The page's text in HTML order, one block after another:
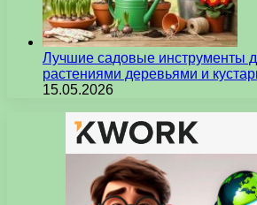
Лучшие садовые инструменты
растениями деревьями и
15.05.2026